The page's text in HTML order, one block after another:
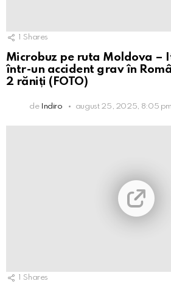
1 Shares
Microbuz pe ruta Moldova –
într-un accident grav în
2 răniți (FOTO)
de Indiro august 25, 2025, 8:05 pm
1 Shares